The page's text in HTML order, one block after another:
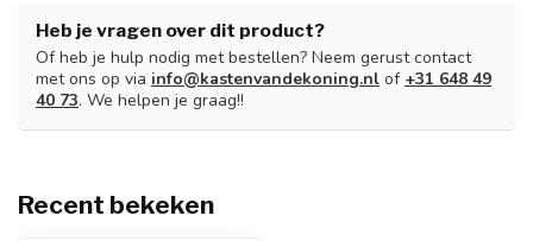
Heb je vragen over dit product?
Of heb je hulp nodig met bestellen? Neem gerust contact
met ons op via info@kastenvandekoning.nl of +31 648 49
40 73. We helpen je graag!!
Recent bekeken